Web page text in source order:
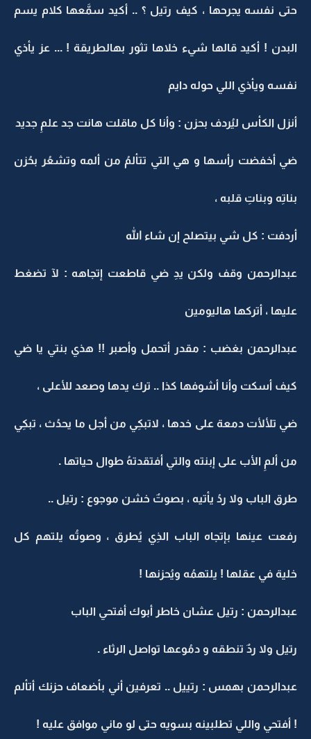
حتى نفسه يجرحها ، كيف رتيل ؟ .. أكيد سمَّعها كلام يسم
البدن ! أكيد قالها شيء خلاها تثور بهالطريقة ! ... عز يأذي
نفسه ويأذي اللي حوله دايم
أنزل الكأس ليُردف بحزن : وأنا كل ماقلت هانت جد علمِ جديد
ضي أخفضت رأسها و هي التي تتألمُ من ألمه وتشعُر بحُزن
بناتِه وبناتِ قلبه ،
أردفت : كل شي بيتصلح إن شاء الله
عبدالرحمن وقف ولكن يدِ ضي قاطعت إتجاهه : لآ تضغط
عليها ، أتركها هاليومين
عبدالرحمن بغضب : مقدر أتحمل وأصبر !! هذي بنتي يا ضي
كيف أسكت وأنا أشوفها كذا .. ترك يدها وصعد للأعلى ،
ضي تلألأت دمعة على خدها ، لاتبكِي من أجل ما يحدُث ، تبكِي
من ألمِ الأب على إبنته والتي أفتقدتهُ طوال حياتها .
طرق الباب ولا ردُ يأتيه ، بصوتٌ خشن موجوع : رتيل ..
رفعت عينها بإتجاه الباب الذِي يُطرق ، وصوتُه يلتهم كل
خلية في عقلها ! يلتهمُه ويُحزنها !
عبدالرحمن : رتيل عشان خاطر أبوك أفتحي الباب
رتيل ولا ردٌ تنطقه و دمُوعها تواصل الرثاء .
عبدالرحمن بهمس : رتييل .. تعرفين أني بأضعاف حزنك أتألم
! أفتحي واللي تطلبينه بسويه حتى لو ماني موافق عليه !